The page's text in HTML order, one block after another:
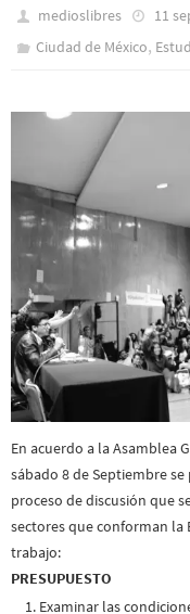
medioslibres
11
Ciudad de México,
En acuerdo a la Asamblea
sábado 8 de Septiembre
proceso de discusión que
sectores que conforman la
trabajo:
PRESUPUESTO
Examinar las